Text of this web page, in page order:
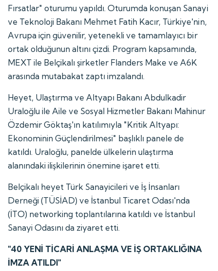
Fırsatlar" oturumu yapıldı. Oturumda konuşan Sanayi
ve Teknoloji Bakanı Mehmet Fatih Kacır, Türkiye'nin,
Avrupa için güvenilir, yetenekli ve tamamlayıcı bir
ortak olduğunun altını çizdi. Program kapsamında,
MEXT ile Belçikalı şirketler Flanders Make ve A6K
arasında mutabakat zaptı imzalandı.
Heyet, Ulaştırma ve Altyapı Bakanı Abdulkadir
Uraloğlu ile Aile ve Sosyal Hizmetler Bakanı Mahinur
Özdemir Göktaş'ın katılımıyla "Kritik Altyapı:
Ekonominin Güçlendirilmesi" başlıklı panele de
katıldı. Uraloğlu, panelde ülkelerin ulaştırma
alanındaki ilişkilerinin önemine işaret etti.
Belçikalı heyet Türk Sanayicileri ve İş İnsanları
Derneği (TÜSİAD) ve İstanbul Ticaret Odası'nda
(İTO) networking toplantılarına katıldı ve İstanbul
Sanayi Odasını da ziyaret etti.
"40 YENİ TİCARİ ANLAŞMA VE İŞ ORTAKLIĞINA
İMZA ATILDI"